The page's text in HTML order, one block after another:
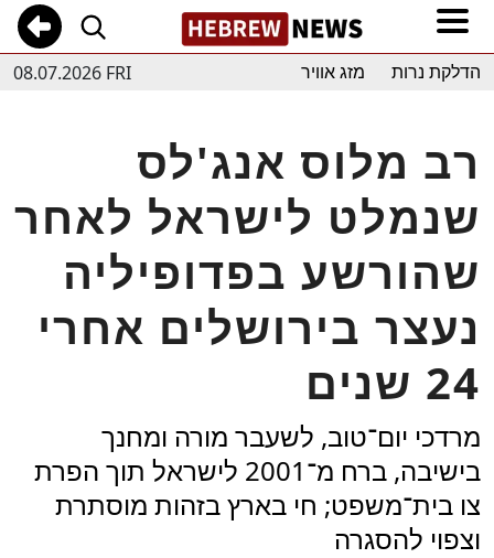
08.07.2026 FRI הדלקת נרות מזג אוויר
רב מלוס אנג'לס
שנמלט לישראל לאחר
שהורשע בפדופיליה
נעצר בירושלים אחרי
24 שנים
מרדכי יום־טוב, לשעבר מורה ומחנך
בישיבה, ברח מ־2001 לישראל תוך הפרת
צו בית־משפט; חי בארץ בזהות מוסתרת
וצפוי להסגרה